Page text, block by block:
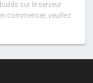
sur le serveur
commencer, veuillez